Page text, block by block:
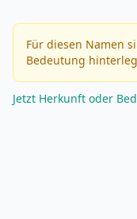
Für diesen Namen
Bedeutung
Jetzt Herkunft oder